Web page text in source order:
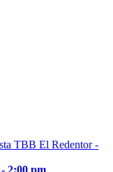
2:00 pm